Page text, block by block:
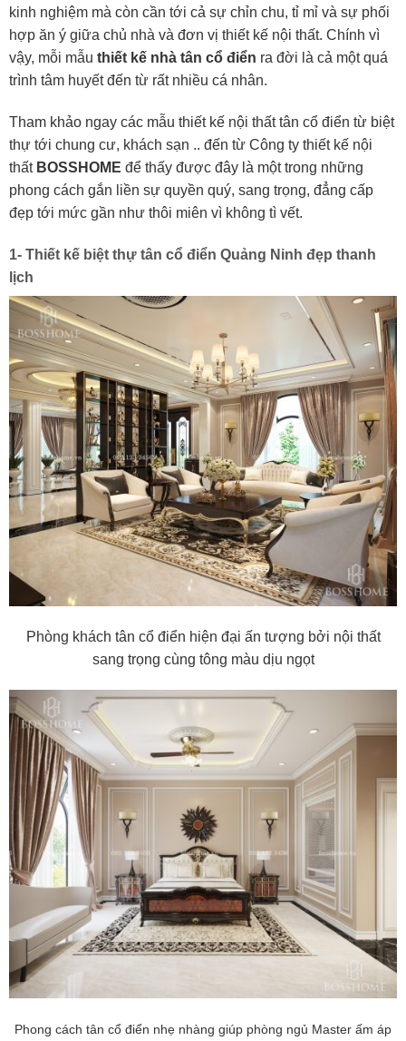
kinh nghiệm mà còn cần tới cả sự chỉn chu, tỉ mỉ và sự phối
hợp ăn ý giữa chủ nhà và đơn vị thiết kế nội thất. Chính vì
vậy, mỗi mẫu thiết kế nhà tân cổ điển ra đời là cả một quá
trình tâm huyết đến từ rất nhiều cá nhân.
Tham khảo ngay các mẫu thiết kế nội thất tân cổ điển từ biệt
thự tới chung cư, khách sạn .. đến từ Công ty thiết kế nội
thất BOSSHOME để thấy được đây là một trong những
phong cách gắn liền sự quyền quý, sang trọng, đẳng cấp
đẹp tới mức gần như thôi miên vì không tì vết.
1- Thiết kế biệt thự tân cổ điển Quảng Ninh đẹp thanh
lịch
Phòng khách tân cổ điển hiện đại ấn tượng bởi nội thất
sang trọng cùng tông màu dịu ngọt
Phong cách tân cổ điển nhẹ nhàng giúp phòng ngủ Master ấm áp